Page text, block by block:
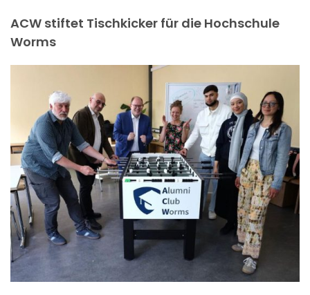
ACW stiftet Tischkicker für die Hochschule
Worms